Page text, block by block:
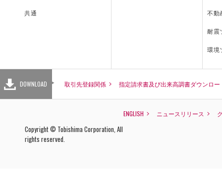
INQUIRY
株式会社E&CS
共通 不動
耐震
環境
DOWNLOAD 取引先登録関係 指定請求書及び出来高調書ダウンロ
ENGLISH ニュースリリース
Copyright © Tobishima Corporation, All
rights reserved.